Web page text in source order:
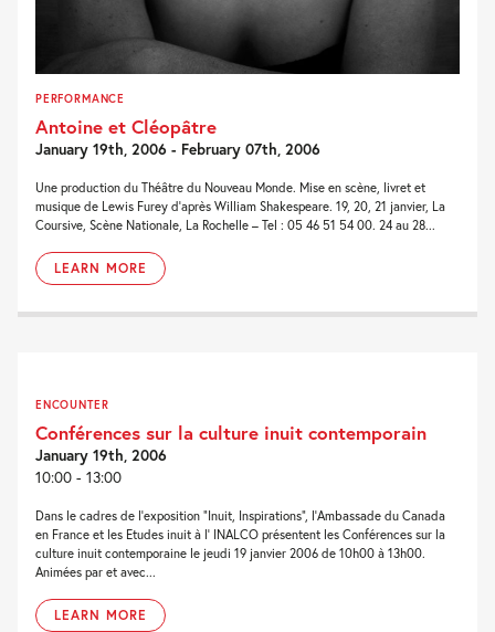
PERFORMANCE
Antoine et Cléopâtre
January 19th, 2006 - February 07th, 2006
Une production du Théâtre du Nouveau Monde. Mise en scène, livret et
musique de Lewis Furey d’après William Shakespeare. 19, 20, 21 janvier, La
Coursive, Scène Nationale, La Rochelle – Tel : 05 46 51 54 00. 24 au 28...
LEARN MORE
ENCOUNTER
Conférences sur la culture inuit contemporain
January 19th, 2006
10:00 - 13:00
Dans le cadres de l’exposition “Inuit, Inspirations”, l’Ambassade du Canada
en France et les Etudes inuit à l’ INALCO présentent les Conférences sur la
culture inuit contemporaine le jeudi 19 janvier 2006 de 10h00 à 13h00.
Animées par et avec...
LEARN MORE